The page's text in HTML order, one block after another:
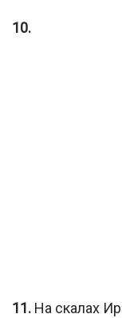
10.
11. На скалах